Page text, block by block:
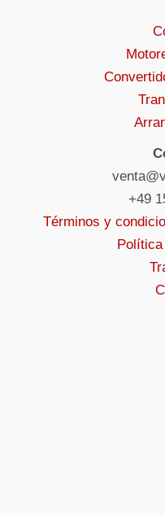
+49
Términos y